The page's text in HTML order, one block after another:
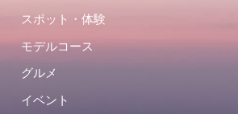
スポット・体験
モデルコース
グルメ
イベント